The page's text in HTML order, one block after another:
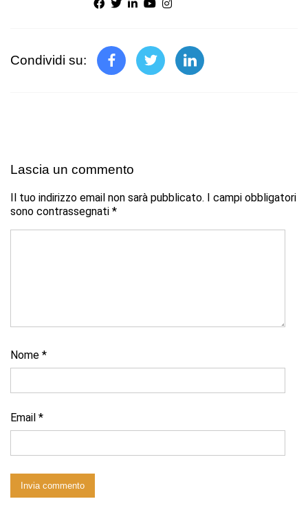
Condividi su:
Lascia un commento
Il tuo indirizzo email non sarà pubblicato. I campi obbligatori
sono contrassegnati *
Nome *
Email *